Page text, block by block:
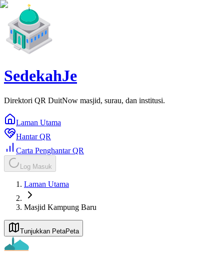
SedekahJe
Direktori QR DuitNow masjid, surau, dan institusi.
Laman Utama
Hantar QR
Carta Penghantar QR
Log Masuk
Laman Utama
Masjid Kampung Baru
Tunjukkan PetaPeta